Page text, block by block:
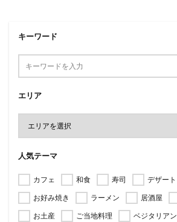
キーワード
エリア
人気テーマ
カフェ 和食 寿司 デザート
お好み焼き
ラーメン 居酒屋
お土産
ご当地料理 ベジタリアン